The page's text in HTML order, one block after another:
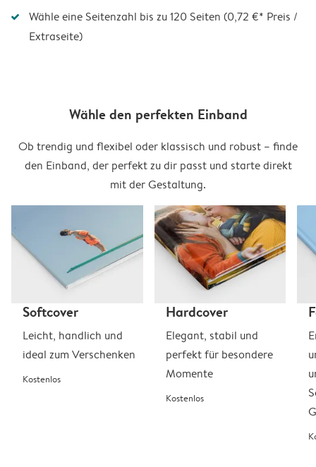
Wähle eine Seitenzahl bis zu 120 Seiten (0,72 €* Preis /
Extraseite)
Wähle den perfekten Einband
Ob trendig und flexibel oder klassisch und robust – finde
den Einband, der perfekt zu dir passt und starte direkt
mit der Gestaltung.
Softcover
Leicht, handlich und
ideal zum Verschenken
Kostenlos
Hardcover
Elegant, stabil und
perfekt für besondere
Momente
Kostenlos